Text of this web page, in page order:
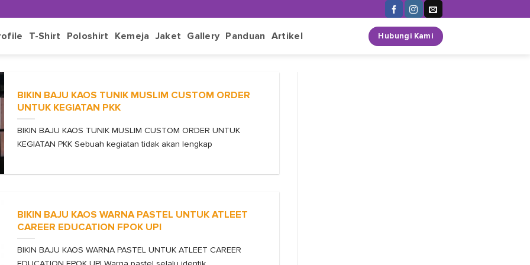
T-Shirt Poloshirt Kemeja Jaket Gallery Panduan Artikel Hubungi Kami
BIKIN BAJU KAOS TUNIK MUSLIM CUSTOM ORDER
UNTUK KEGIATAN PKK
BIKIN BAJU KAOS TUNIK MUSLIM CUSTOM ORDER UNTUK
KEGIATAN PKK Sebuah kegiatan tidak akan lengkap
BIKIN BAJU KAOS WARNA PASTEL UNTUK ATLEET
CAREER EDUCATION FPOK UPI
BIKIN BAJU KAOS WARNA PASTEL UNTUK ATLEET CAREER